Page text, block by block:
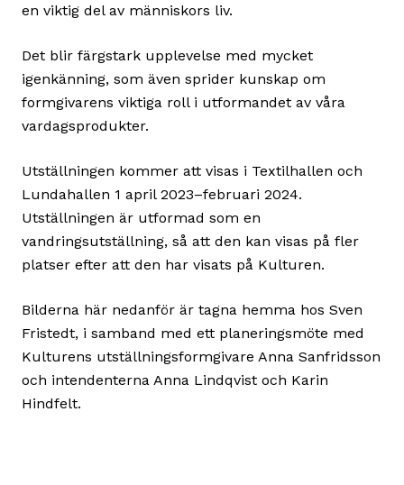
en viktig del av människors liv.
Det blir färgstark upplevelse med mycket
igenkänning, som även sprider kunskap om
formgivarens viktiga roll i utformandet av våra
vardagsprodukter.
Utställningen kommer att visas i Textilhallen och
Lundahallen 1 april 2023–februari 2024.
Utställningen är utformad som en
vandringsutställning, så att den kan visas på fler
platser efter att den har visats på Kulturen.
Bilderna här nedanför är tagna hemma hos Sven
Fristedt, i samband med ett planeringsmöte med
Kulturens utställningsformgivare Anna Sanfridsson
och intendenterna Anna Lindqvist och Karin
Hindfelt.